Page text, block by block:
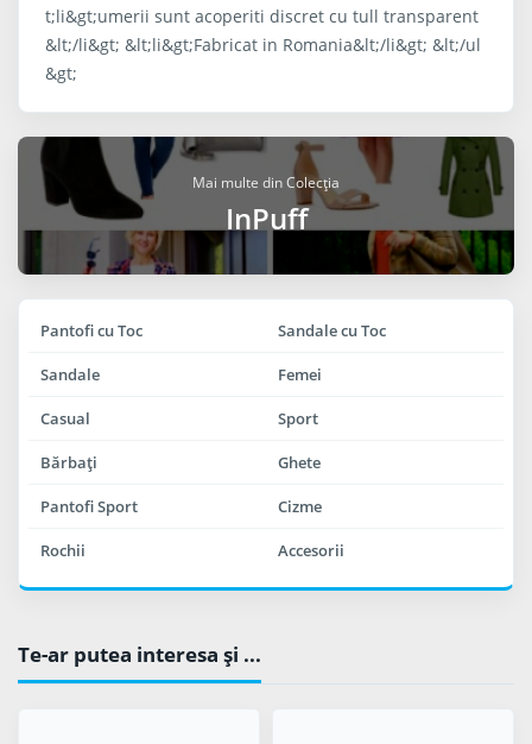
t;li&gt;umerii sunt acoperiti discret cu tull transparent
&lt;/li&gt; &lt;li&gt;Fabricat in Romania&lt;/li&gt; &lt;/ul
&gt;
Mai multe din Colecția
InPuff
Pantofi cu Toc Sandale cu Toc
Sandale Femei
Casual Sport
Bărbaţi Ghete
Pantofi Sport Cizme
Rochii Accesorii
Te-ar putea interesa şi ...